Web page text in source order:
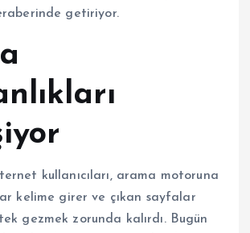
getiriyor.
kullanıcıları, arama motoruna
kelime girer ve çıkan sayfalar
gezmek zorunda kalırdı. Bugün